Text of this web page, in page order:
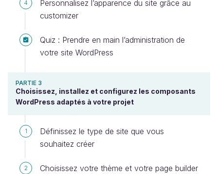
4
Personnalisez l’apparence du site grâce au
customizer
Quiz : Prendre en main l’administration de
votre site WordPress
PARTIE 3
Choisissez, installez et configurez les composants
WordPress adaptés à votre projet
1
Définissez le type de site que vous
souhaitez créer
2 Choisissez votre thème et votre page builder